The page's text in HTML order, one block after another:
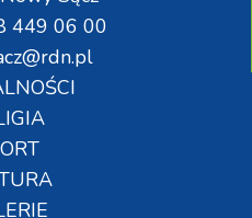
449 06 00